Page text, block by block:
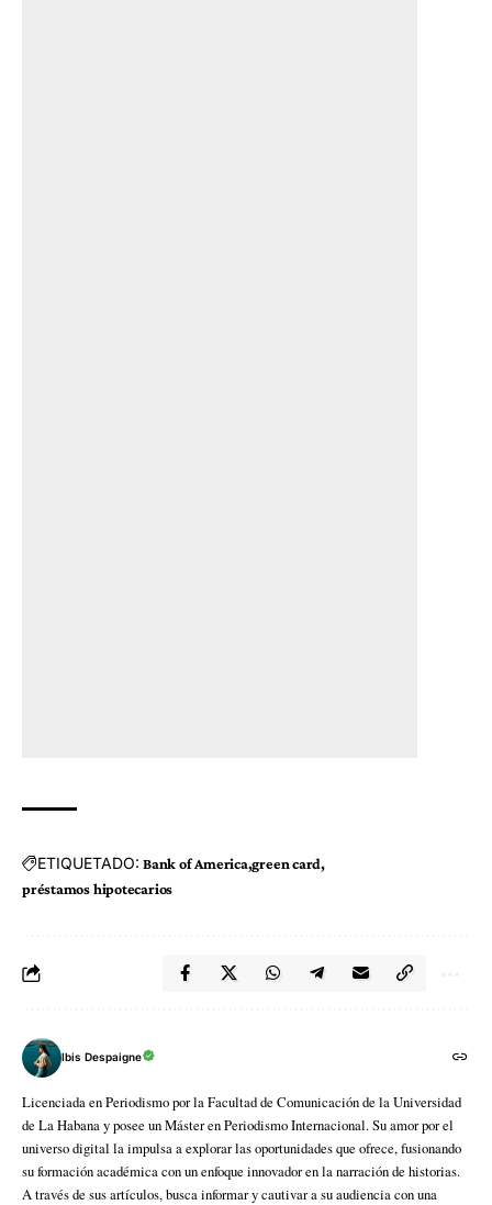
ETIQUETADO: Bank of America green card
préstamos hipotecarios
Ibis Despaigne
Licenciada en Periodismo por la Facultad de Comunicación de la Universidad
de La Habana y posee un Máster en Periodismo Internacional. Su amor por el
universo digital la impulsa a explorar las oportunidades que ofrece, fusionando
su formación académica con un enfoque innovador en la narración de historias.
A través de sus artículos, busca informar y cautivar a su audiencia con una